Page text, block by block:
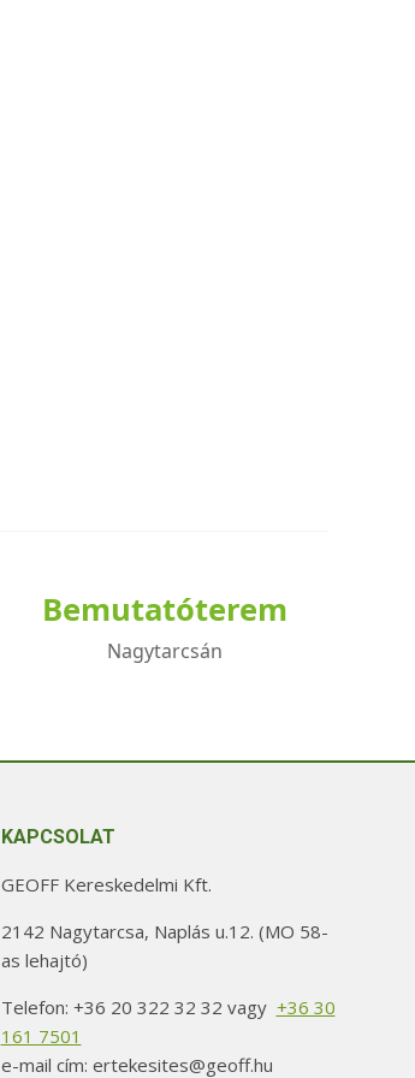
Bemutatóterem
Nagytarcsán
KAPCSOLAT
GEOFF Kereskedelmi Kft.
2142 Nagytarcsa, Naplás u.12. (MO 58-
as lehajtó)
Telefon: +36 20 322 32 32 vagy +36 30
161 7501
e-mail cím: ertekesites@geoff.hu